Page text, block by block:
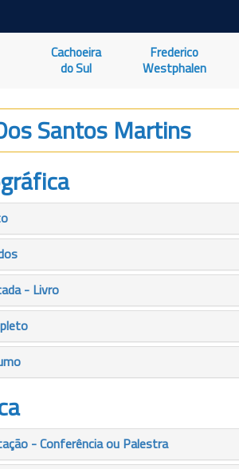
O
Cachoeira
do Sul
Frederico
Westphalen
Santos Martins
- Livro
- Conferência ou Palestra